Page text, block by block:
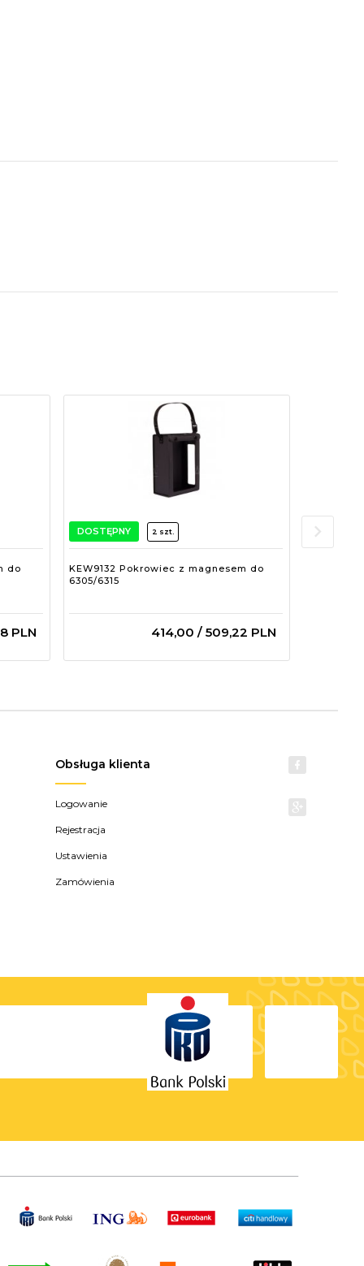
do
PLN
DOSTĘPNY 2 szt.
KEW9132 Pokrowiec z magnesem do
6305/6315
414,00 / 509,22 PLN
Obsługa klienta
Logowanie
Rejestracja
Ustawienia
Zamówienia